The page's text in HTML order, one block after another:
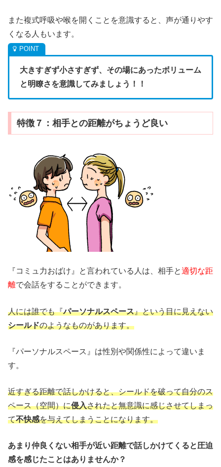
また複式呼吸や喉を開くことを意識すると、声が通りやす
くなる人もいます。
大きすぎず小さすぎず、その場にあったボリューム
と明瞭さを意識してみましょう！！
特徴７：相手との距離がちょうど良い
『コミュ力おばけ』と言われている人は、相手と適切な距
離で会話をすることができます。
人には誰でも『パーソナルスペース』という目に見えない
シールドのようなものがあります。
『パーソナルスペース』は性別や関係性によって違いま
す。
近すぎる距離で話しかけると、シールドを破って自分のス
ペース（空間）に侵入されたと無意識に感じさせてしまっ
て不快感を与えてしまうことになります。
あまり仲良くない相手が近い距離で話しかけてくると圧迫
感を感じたことはありませんか？